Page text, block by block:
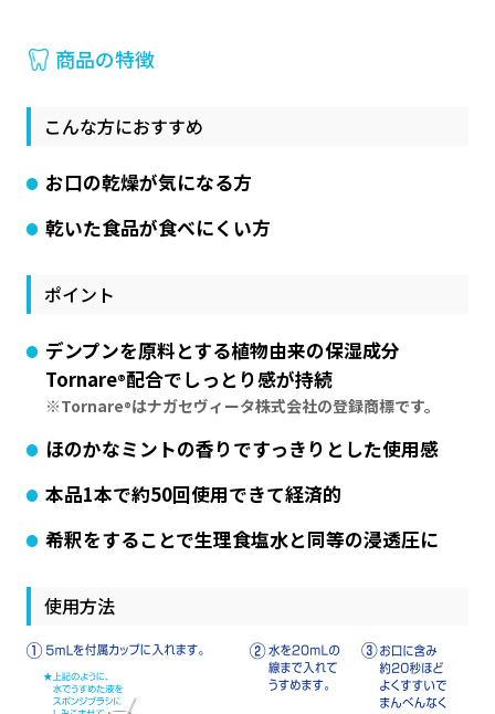
商品の特徴
こんな方におすすめ
お口の乾燥が気になる方
乾いた食品が食べにくい方
ポイント
デンプンを原料とする植物由来の保湿成分
Tornare®配合でしっとり感が持続
※Tornare®はナガセヴィータ株式会社の登録商標です。
ほのかなミントの香りですっきりとした使用感
本品1本で約50回使用できて経済的
希釈をすることで生理食塩水と同等の浸透圧に
使用方法